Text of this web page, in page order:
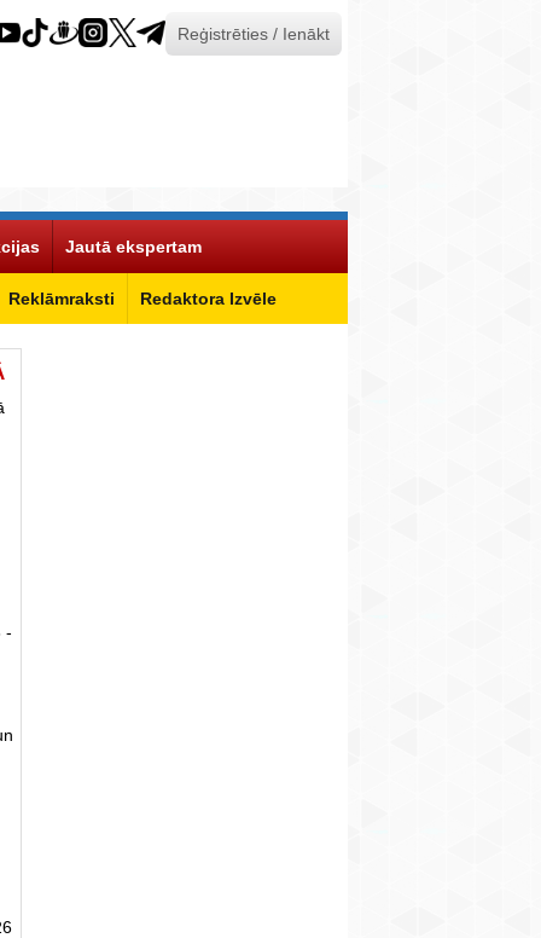
Reģistrēties / Ienākt
Reklāmraksti Redaktora Izvēle
Jautā ekspertam
-